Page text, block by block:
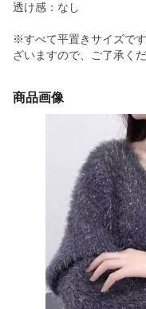
透け感：なし
※すべて平置きサイズで
ざいますので、ご了承くだ
商品画像